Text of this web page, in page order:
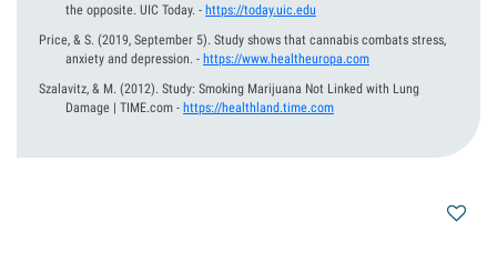
the opposite. UIC Today. - https://today.uic.edu
Price, & S. (2019, September 5). Study shows that cannabis combats stress,
anxiety and depression. - https://www.healtheuropa.com
Szalavitz, & M. (2012). Study: Smoking Marijuana Not Linked with Lung
Damage | TIME.com - https://healthland.time.com